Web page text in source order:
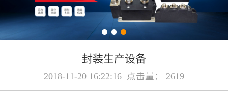
封装生产设备
2018-11-20 16:22:16 点击量： 2619